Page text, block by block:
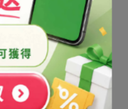
/產地的變動。如有
。
確實關緊，並請遠